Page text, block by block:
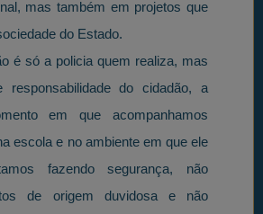
mas também em projetos que
do Estado.
é só a policia quem realiza, mas
do cidadão, a
em que acompanhamos
escola e no ambiente em que ele
fazendo segurança, não
de origem duvidosa e não